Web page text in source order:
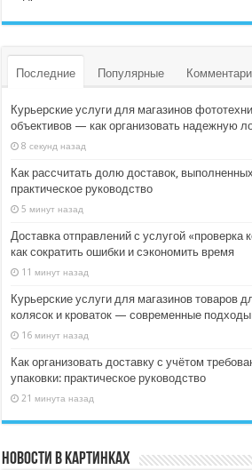
Последние Популярные
Курьерские услуги для магазинов
объективов — как организовать надежную
8 секунд назад
Как рассчитать долю доставок,
практическое руководство
5 минут назад
Доставка отправлений с услугой «проверка
как сократить ошибки и сэкономить время
11 минут назад
Курьерские услуги для магазинов товаров
колясок и кроваток — современные
16 минут назад
Как организовать доставку с учётом
упаковки: практическое руководство
21 минута назад
Новости в картинках